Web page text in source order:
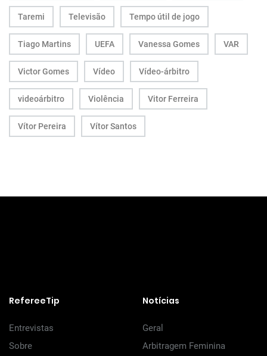
Taremi Televisão Tempo útil de jogo
Tiago Martins UEFA Vanessa Gomes VAR
Victor Gomes Vídeo Vídeo-árbitro
videoárbitro Violência Vitor Ferreira
Vítor Pereira Vítor Santos
RefereeTip
Entrevistas
Sobre
Notícias
Geral
Arbitragem Feminina